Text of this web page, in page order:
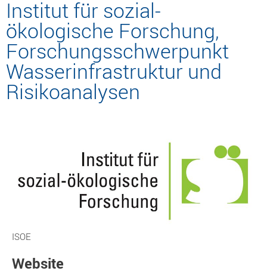
Institut für sozial-
ökologische Forschung,
Forschungsschwerpunkt
Wasserinfrastruktur und
Risikoanalysen
ISOE
Website